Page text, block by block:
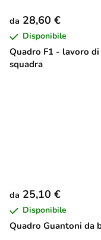
Quadro F1 - lavoro di
squadra
da 28,60 €
Disponibile
Quadro Guantoni da
da 25,10 €
Disponibile